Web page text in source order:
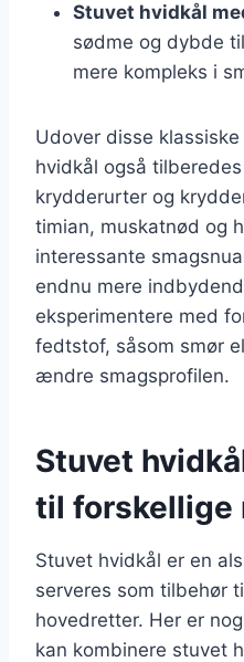
Stuvet hvidkål
sødme og dybde
mere kompleks i
Udover disse
hvidkål også
krydderurter og
timian, muskatnød og
interessante
endnu mere
eksperimentere med
fedtstof, såsom smør
ændre smagsprofilen.
Stuvet
til forskellige
Stuvet hvidkål er en
serveres som tilbehør
hovedretter. Her er
kan kombinere stuvet